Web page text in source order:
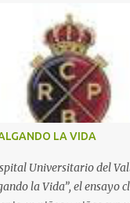
LA VIDA
Universitario del
la Vida”, el ensayo